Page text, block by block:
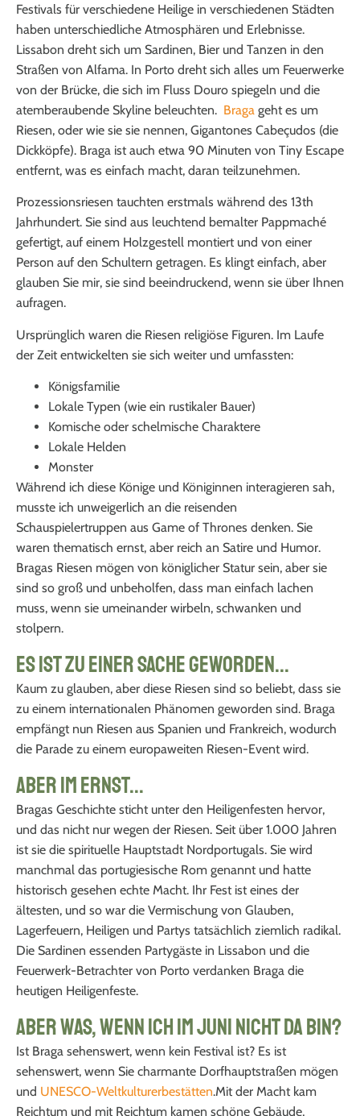
Festivals für verschiedene Heilige in verschiedenen Städten
haben unterschiedliche Atmosphären und Erlebnisse.
Lissabon dreht sich um Sardinen, Bier und Tanzen in den
Straßen von Alfama. In Porto dreht sich alles um Feuerwerke
von der Brücke, die sich im Fluss Douro spiegeln und die
atemberaubende Skyline beleuchten. Braga geht es um
Riesen, oder wie sie sie nennen, Gigantones Cabeçudos (die
Dickköpfe). Braga ist auch etwa 90 Minuten von Tiny Escape
entfernt, was es einfach macht, daran teilzunehmen.
Prozessionsriesen tauchten erstmals während des 13th
Jahrhundert. Sie sind aus leuchtend bemalter Pappmaché
gefertigt, auf einem Holzgestell montiert und von einer
Person auf den Schultern getragen. Es klingt einfach, aber
glauben Sie mir, sie sind beeindruckend, wenn sie über Ihnen
aufragen.
Ursprünglich waren die Riesen religiöse Figuren. Im Laufe
der Zeit entwickelten sie sich weiter und umfassten:
Königsfamilie
Lokale Typen (wie ein rustikaler Bauer)
Komische oder schelmische Charaktere
Lokale Helden
Monster
Während ich diese Könige und Königinnen interagieren sah,
musste ich unweigerlich an die reisenden
Schauspielertruppen aus Game of Thrones denken. Sie
waren thematisch ernst, aber reich an Satire und Humor.
Bragas Riesen mögen von königlicher Statur sein, aber sie
sind so groß und unbeholfen, dass man einfach lachen
muss, wenn sie umeinander wirbeln, schwanken und
stolpern.
Es ist zu einer Sache geworden...
Kaum zu glauben, aber diese Riesen sind so beliebt, dass sie
zu einem internationalen Phänomen geworden sind. Braga
empfängt nun Riesen aus Spanien und Frankreich, wodurch
die Parade zu einem europaweiten Riesen-Event wird.
Aber im Ernst...
Bragas Geschichte sticht unter den Heiligenfesten hervor,
und das nicht nur wegen der Riesen. Seit über 1.000 Jahren
ist sie die spirituelle Hauptstadt Nordportugals. Sie wird
manchmal das portugiesische Rom genannt und hatte
historisch gesehen echte Macht. Ihr Fest ist eines der
ältesten, und so war die Vermischung von Glauben,
Lagerfeuern, Heiligen und Partys tatsächlich ziemlich radikal.
Die Sardinen essenden Partygäste in Lissabon und die
Feuerwerk-Betrachter von Porto verdanken Braga die
heutigen Heiligenfeste.
Aber was, wenn ich im Juni nicht da bin?
Ist Braga sehenswert, wenn kein Festival ist? Es ist
sehenswert, wenn Sie charmante Dorfhauptstraßen mögen
und UNESCO-Weltkulturerbestätten.Mit der Macht kam
Reichtum und mit Reichtum kamen schöne Gebäude,